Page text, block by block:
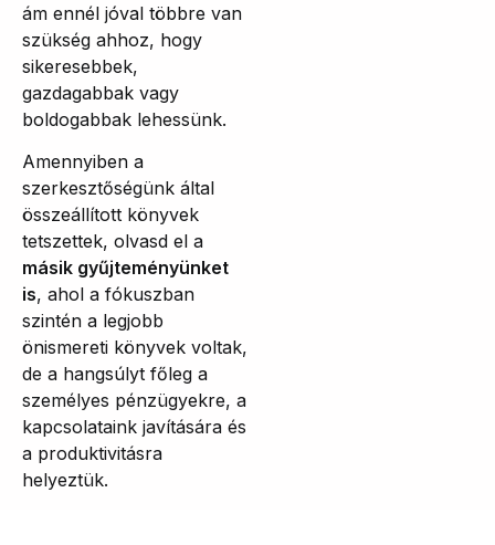
ám ennél jóval többre van
szükség ahhoz, hogy
sikeresebbek,
gazdagabbak vagy
boldogabbak lehessünk.
Amennyiben a
szerkesztőségünk által
összeállított könyvek
tetszettek, olvasd el a
másik gyűjteményünket
is, ahol a fókuszban
szintén a legjobb
önismereti könyvek voltak,
de a hangsúlyt főleg a
személyes pénzügyekre, a
kapcsolataink javítására és
a produktivitásra
helyeztük.